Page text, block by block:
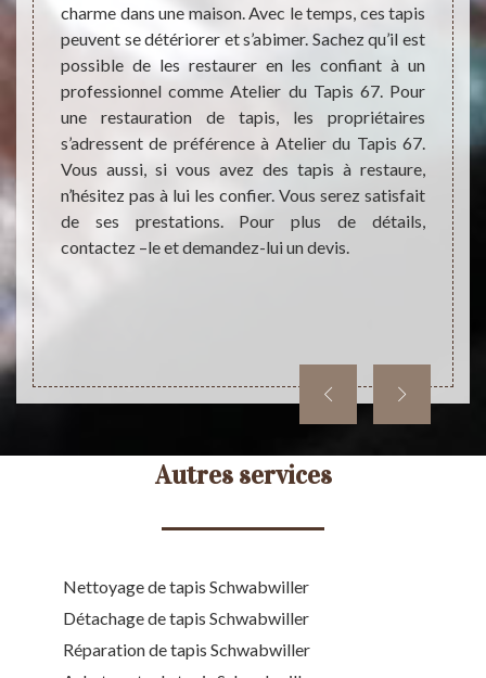
il est
à
en
à
pour
de
ses
très
de
charme dans une maison. Avec le temps, ces tapis
peuvent se détériorer et s’abimer. Sachez qu’il est
possible de les restaurer en les confiant à un
professionnel comme Atelier du Tapis 67. Pour
une restauration de tapis, les propriétaires
s’adressent de préférence à Atelier du Tapis 67.
Vous aussi, si vous avez des tapis à restaure,
n’hésitez pas à lui les confier. Vous serez satisfait
de ses prestations. Pour plus de détails,
contactez –le et demandez-lui un devis.
Si
de
ses
des
pour
Autres services
Nettoyage de tapis Schwabwiller
Détachage de tapis Schwabwiller
Réparation de tapis Schwabwiller